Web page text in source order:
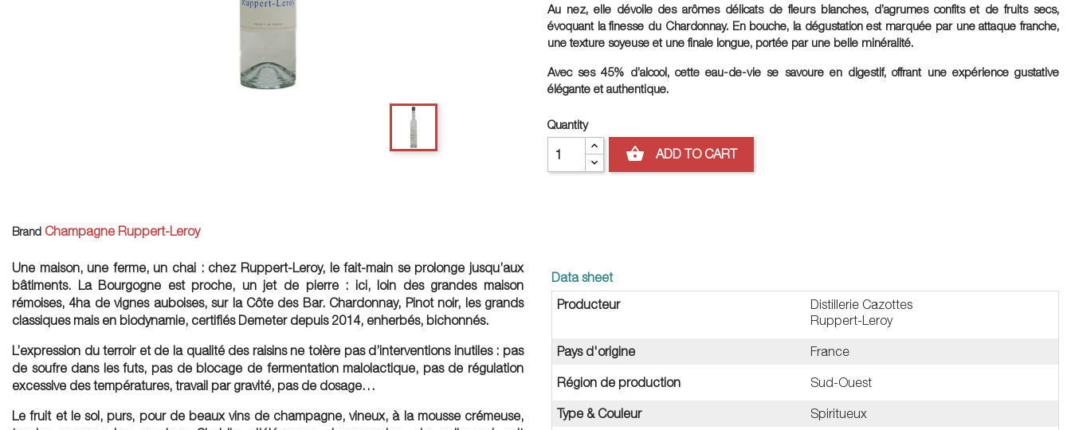
Au nez, elle dévoile des arômes délicats de fleurs blanches, d’agrumes confits et de fruits secs,
évoquant la finesse du Chardonnay. En bouche, la dégustation est marquée par une attaque franche,
une texture soyeuse et une finale longue, portée par une belle minéralité.
Avec ses 45% d’alcool, cette eau-de-vie se savoure en digestif, offrant une expérience gustative
élégante et authentique.
Quantity
shopping_basket ADD TO CART
Brand Champagne Ruppert-Leroy
Une maison, une ferme, un chai : chez Ruppert-Leroy, le fait-main se prolonge jusqu’aux
bâtiments. La Bourgogne est proche, un jet de pierre : ici, loin des grandes maison
rémoises, 4ha de vignes auboises, sur la Côte des Bar. Chardonnay, Pinot noir, les grands
classiques mais en biodynamie, certifiés Demeter depuis 2014, enherbés, bichonnés.
L’expression du terroir et de la qualité des raisins ne tolère pas d’interventions inutiles : pas
de soufre dans les futs, pas de blocage de fermentation malolactique, pas de régulation
excessive des températures, travail par gravité, pas de dosage…
Le fruit et le sol, purs, pour de beaux vins de champagne, vineux, à la mousse crémeuse,
Data sheet
Producteur
Distillerie Cazottes
Ruppert-Leroy
Pays d'origine France
Région de production Sud-Ouest
Type & Couleur Spiritueux